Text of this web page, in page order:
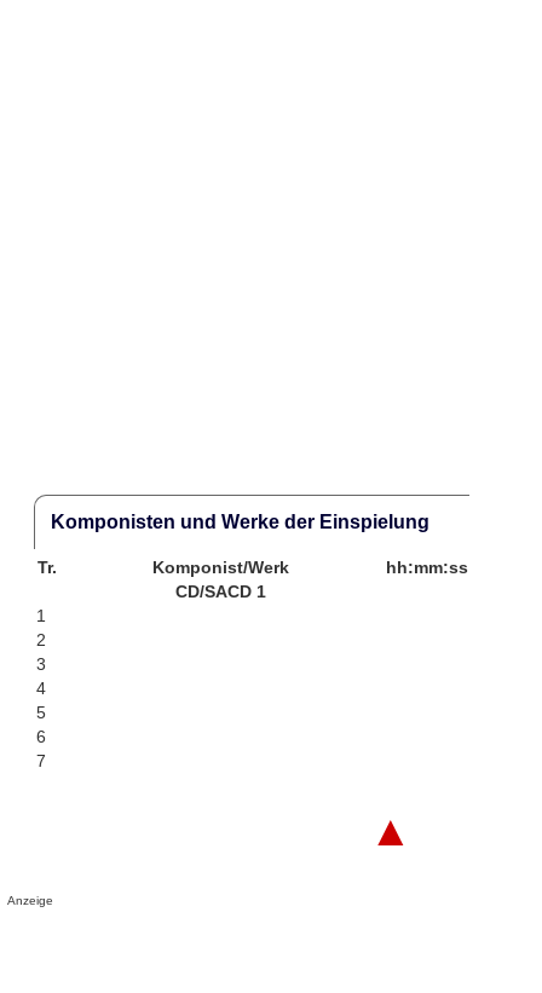
Komponisten und Werke der Einspielung
Tr. Komponist/Werk
hh:mm:ss
CD/SACD 1
1
2
3
4
5
6
7
▲
Anzeige